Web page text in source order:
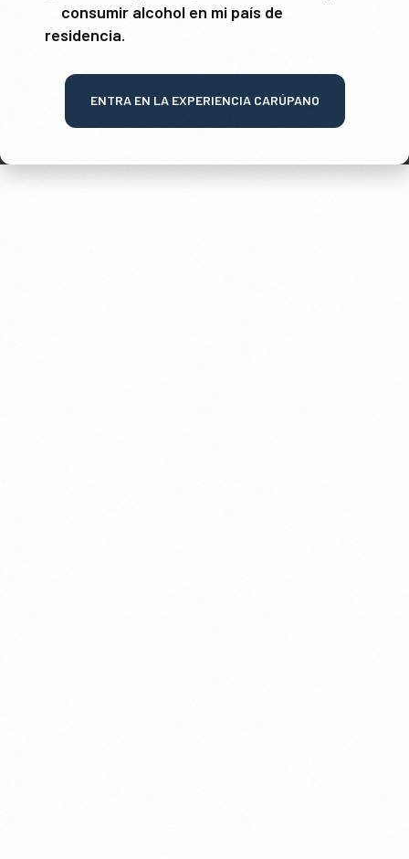
consumir alcohol en mi país de
residencia.
ENTRA EN LA EXPERIENCIA CARÚPANO